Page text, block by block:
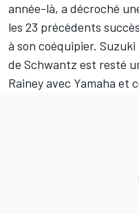
année-là, a décroché
les 23 précédents
à son coéquipier.
de Schwantz est resté
Rainey avec Yamaha et